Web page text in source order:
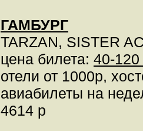
ГАМБУРГ
TARZAN, SISTER
цена билета: 40-120
отели от 1000р,
авиабилеты на
4614 р